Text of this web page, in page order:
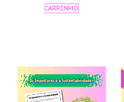
original atual
CARRINHO